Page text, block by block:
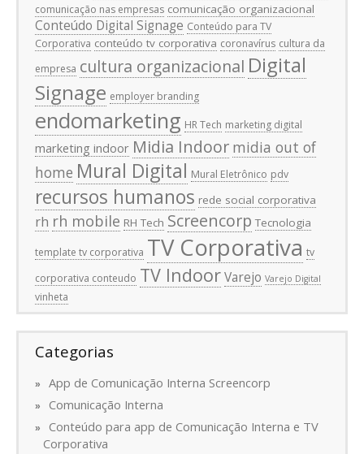
comunicação nas empresas comunicação organizacional
Conteúdo Digital Signage Conteúdo para TV
Corporativa conteúdo tv corporativa coronavírus cultura da
empresa cultura organizacional Digital
Signage employer branding
endomarketing HR Tech marketing digital
marketing indoor Midia Indoor midia out of
home Mural Digital Mural Eletrônico pdv
recursos humanos rede social corporativa
rh rh mobile RH Tech Screencorp Tecnologia
template tv corporativa TV Corporativa tv
corporativa conteudo TV IndoorVarejo Varejo Digital
vinheta
Categorias
App de Comunicação Interna Screencorp
Comunicação Interna
Conteúdo para app de Comunicação Interna e TV
Corporativa